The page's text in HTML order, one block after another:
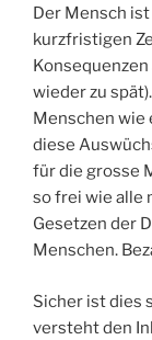
Der Mensch
kurzfristigen
wieder zu
Menschen wie
diese
für die grosse
so frei wie alle
Gesetzen der
Menschen.
Sicher ist dies
versteht den